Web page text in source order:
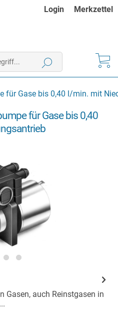
Login Merkzettel
für Gase bis 0,40 l/min. mit
für Gase bis 0,40
Gasen, auch Reinstgasen in